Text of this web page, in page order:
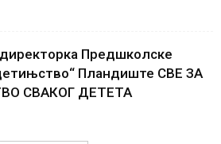
директорка Предшколске
Пландиште СВЕ ЗА
СВАКОГ ДЕТЕТА